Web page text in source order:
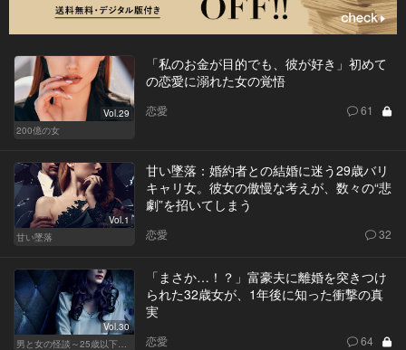
Vol.29
200億の女
「私のお金が目的でも、彼が好き」初めて
の恋愛に溺れた女の覚悟
恋愛 61
Vol.1
甘い墜落
甘い墜落：婚約者との結婚に迷う29歳バリ
キャリ女。彼女の傲慢な考えが、数々の“悲
劇”を招いてしまう
恋愛 32
Vol.30
「まさか…！？」富豪夫に離婚を突きつけ
られた32歳女が、1年後に知った衝撃の真
実
恋愛 64